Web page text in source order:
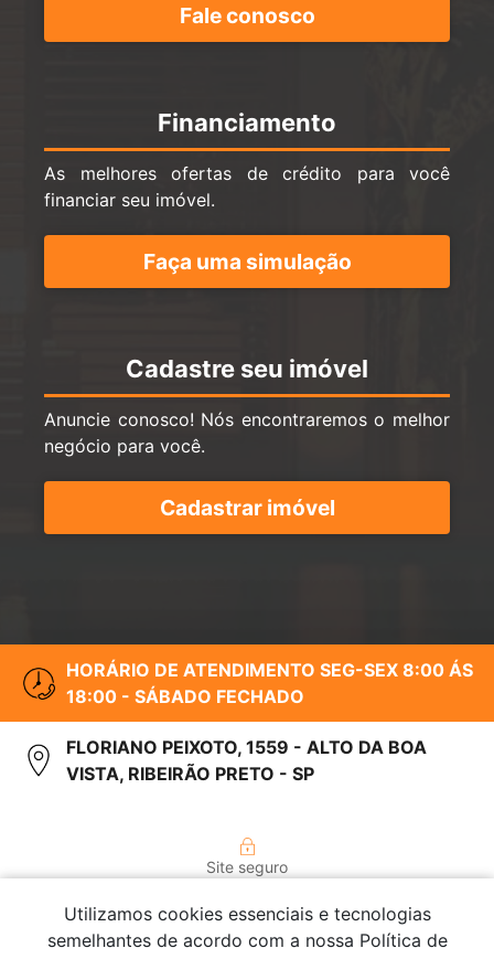
Fale conosco
Financiamento
As melhores ofertas de crédito para você
financiar seu imóvel.
Faça uma simulação
Cadastre seu imóvel
Anuncie conosco! Nós encontraremos o melhor
negócio para você.
Cadastrar imóvel
HORÁRIO DE ATENDIMENTO SEG-SEX 8:00 ÁS
18:00 - SÁBADO FECHADO
FLORIANO PEIXOTO, 1559 - ALTO DA BOA
VISTA, RIBEIRÃO PRETO - SP
Site seguro
© 2026 - Garcia Lima Imóveis - Todos os direitos
Utilizamos cookies essenciais e tecnologias
semelhantes de acordo com a nossa Política de